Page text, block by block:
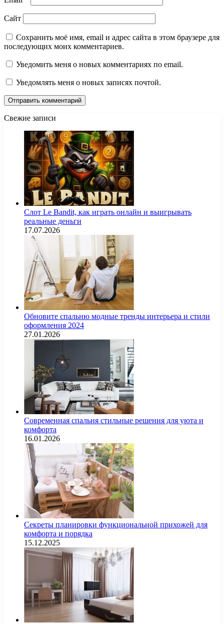
Сайт
Сохранить моё имя, email и адрес сайта в этом браузере для
последующих моих комментариев.
Уведомить меня о новых комментариях по email.
Уведомлять меня о новых записях почтой.
Свежие записи
Слот Le Bandit, как играть онлайн и выигрывать
реальные деньги
17.07.2026
Обновите спальню модные тренды интерьера и стили
оформления 2024
27.01.2026
Современная спальня стильные решения для уюта и
комфорта
16.01.2026
Секреты планировки функциональной прихожей для
комфорта и порядка
15.12.2025